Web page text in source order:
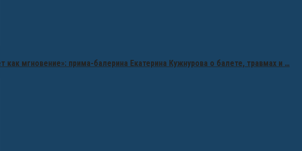
как мгновение»: прима-балерина Екатерина Кужнурова о балете, травмах и …